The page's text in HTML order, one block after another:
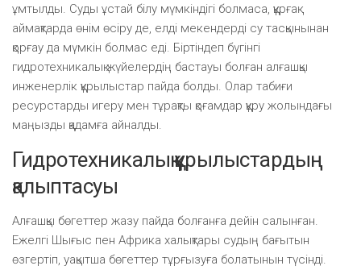
ұмтылды. Суды ұстай білу мүмкіндігі болмаса, құрғақ
аймақтарда өнім өсіру де, елді мекендерді су тасқынынан
қорғау да мүмкін болмас еді. Біртіндеп бүгінгі
гидротехникалық жүйелердің бастауы болған алғашқы
инженерлік құрылыстар пайда болды. Олар табиғи
ресурстарды игеру мен тұрақты қоғамдар құру жолындағы
маңызды қадамға айналды.
Гидротехникалық құрылыстардың
қалыптасуы
Алғашқы бөгеттер жазу пайда болғанға дейін салынған.
Ежелгі Шығыс пен Африка халықтары судың бағытын
өзгертіп, уақытша бөгеттер тұрғызуға болатынын түсінді.